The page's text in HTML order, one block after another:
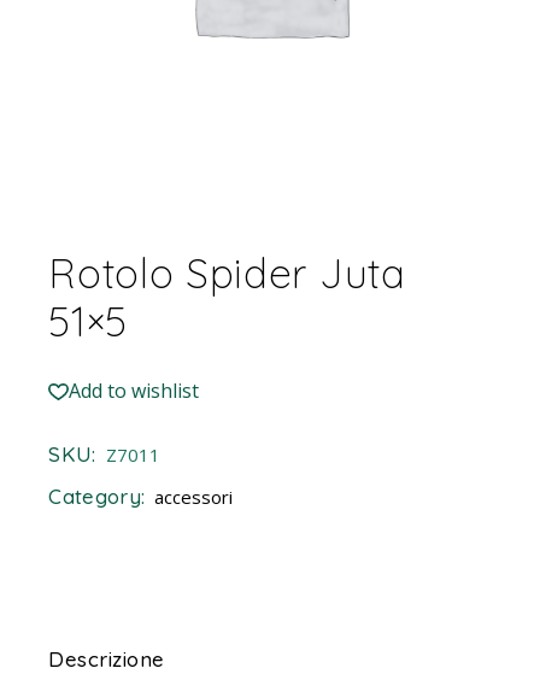
Rotolo Spider Juta
51×5
Add to wishlist
SKU: Z7011
Category: accessori
Descrizione